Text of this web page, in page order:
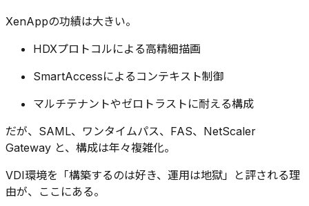
XenAppの功績は大きい。
HDXプロトコルによる高精細描画
SmartAccessによるコンテキスト制御
マルチテナントやゼロトラストに耐える構成
だが、SAML、ワンタイムパス、FAS、NetScaler
Gateway と、構成は年々複雑化。
VDI環境を「構築するのは好き、運用は地獄」と評される理
由が、ここにある。